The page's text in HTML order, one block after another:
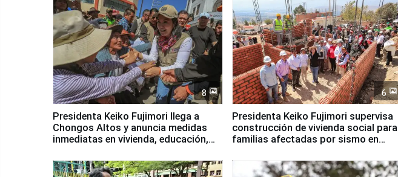
8
Presidenta Keiko Fujimori llega a
Chongos Altos y anuncia medidas
inmediatas en vivienda, educación,
6
Presidenta Keiko Fujimori supervisa
construcción de vivienda social para
familias afectadas por sismo en